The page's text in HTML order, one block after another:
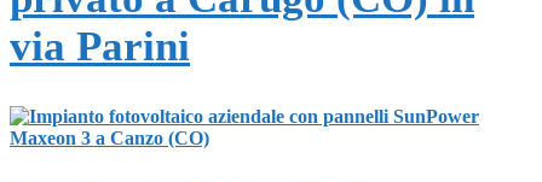
via Parini